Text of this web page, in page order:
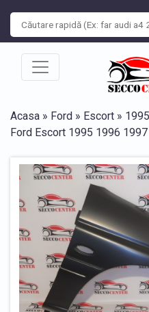
Acasa » Ford » Escort »
Ford Escort 1995 1996